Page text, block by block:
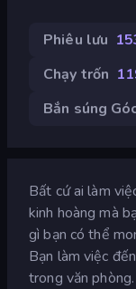
Phiêu lưu
Chạy trốn
Bắn súng
Bất cứ ai làm
kinh hoàng mà
gì bạn có thể
Bạn làm việc
trong văn phòng.